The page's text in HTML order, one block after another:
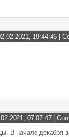
19:44:46 |
07:07:47 |
В начале декабря